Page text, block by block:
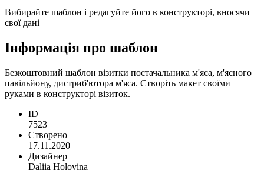
Вибирайте шаблон і редагуйте його в конструкторі, вносячи
свої дані
Інформація про шаблон
Безкоштовний шаблон візитки постачальника м'яса, м'ясного
павільйону, дистриб'ютора м'яса. Створіть макет своїми
руками в конструкторі візиток.
ID
7523
Створено
17.11.2020
Дизайнер
Daliia Holovina